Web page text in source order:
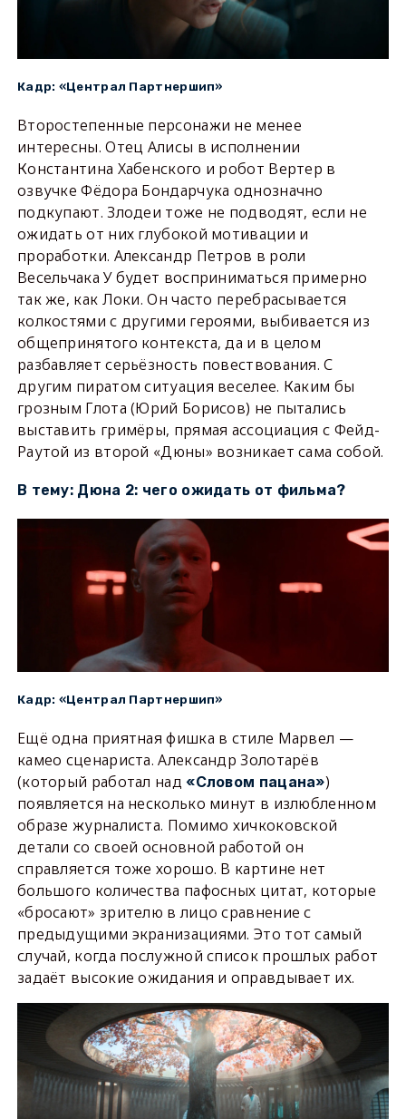
Кадр: «Централ Партнершип»
Второстепенные персонажи не менее
интересны. Отец Алисы в исполнении
Константина Хабенского и робот Вертер в
озвучке Фёдора Бондарчука однозначно
подкупают. Злодеи тоже не подводят, если не
ожидать от них глубокой мотивации и
проработки. Александр Петров в роли
Весельчака У будет восприниматься примерно
так же, как Локи. Он часто перебрасывается
колкостями с другими героями, выбивается из
общепринятого контекста, да и в целом
разбавляет серьёзность повествования. С
другим пиратом ситуация веселее. Каким бы
грозным Глота (Юрий Борисов) не пытались
выставить гримёры, прямая ассоциация с Фейд-
Раутой из второй «Дюны» возникает сама собой.
В тему: Дюна 2: чего ожидать от фильма?
Кадр: «Централ Партнершип»
Ещё одна приятная фишка в стиле Марвел —
камео сценариста. Александр Золотарёв
(который работал над«Словом пацана»)
появляется на несколько минут в излюбленном
образе журналиста. Помимо хичкоковской
детали со своей основной работой он
справляется тоже хорошо. В картине нет
большого количества пафосных цитат, которые
«бросают» зрителю в лицо сравнение с
предыдущими экранизациями. Это тот самый
случай, когда послужной список прошлых работ
задаёт высокие ожидания и оправдывает их.